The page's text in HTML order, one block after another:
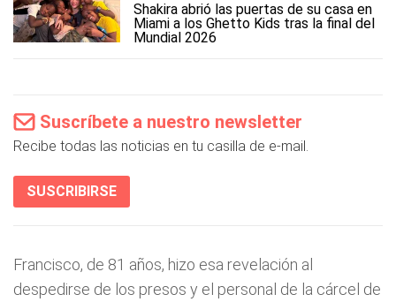
Shakira abrió las puertas de su casa en
Miami a los Ghetto Kids tras la final del
Mundial 2026
Suscríbete a nuestro newsletter
Recibe todas las noticias en tu casilla de e-mail.
SUSCRIBIRSE
Francisco, de 81 años, hizo esa revelación al
despedirse de los presos y el personal de la cárcel de